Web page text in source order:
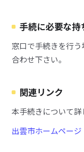
手続に必要な持
窓口で手続きを行
合わせ下さい。
関連リンク
本手続きについて
出雲市ホームページ